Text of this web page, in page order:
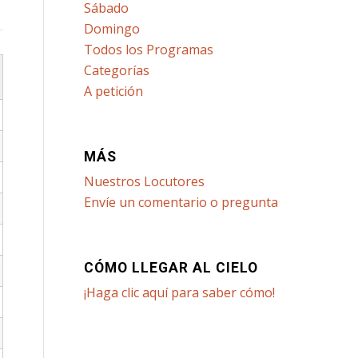
Sábado
Domingo
Todos los Programas
Categorías
A petición
MÁS
Nuestros Locutores
Envíe un comentario o pregunta
CÓMO LLEGAR AL CIELO
¡Haga clic aquí para saber cómo!